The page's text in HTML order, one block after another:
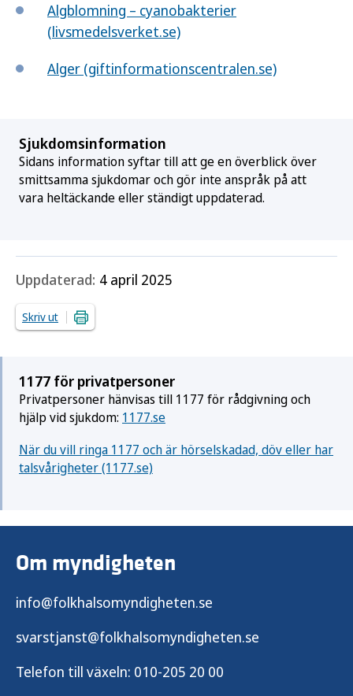
Algblomning – cyanobakterier
(livsmedelsverket.se)
Alger (giftinformationscentralen.se)
Sjukdomsinformation
Sidans information syftar till att ge en överblick över
smittsamma sjukdomar och gör inte anspråk på att
vara heltäckande eller ständigt uppdaterad.
Uppdaterad: 4 april 2025
Skriv ut
1177 för privatpersoner
Privatpersoner hänvisas till 1177 för rådgivning och
hjälp vid sjukdom: 1177.se
När du vill ringa 1177 och är hörselskadad, döv eller har
talsvårigheter (1177.se)
Om myndigheten
info@folkhalsomyndigheten.se
svarstjanst@folkhalsomyndigheten.se
Telefon till växeln: 010-205 20 00